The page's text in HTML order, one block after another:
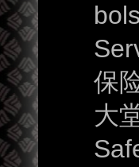
保
大